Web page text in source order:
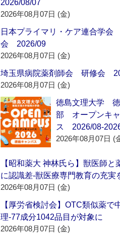
2026/08/07
2026年08月07日 (金)
日本プライマリ・ケア連合学会
会 2026/09
2026年08月07日 (金)
埼玉県病院薬剤師会 研修会
2026年08月07日 (金)
徳島文理大学
部 オープンキ
ス 2026/08-
2026年08月07日 (
【昭和薬大 神林氏ら】獣医師と
に認識差‐獣医療専門教育の充実
2026年08月07日 (金)
【厚労省検討会】OTC類似薬で
理‐77成分1042品目が対象に
2026年08月07日 (金)